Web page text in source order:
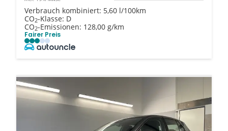
Verbrauch kombiniert: 5,60 l/100km
CO2-Klasse: D
CO2-Emissionen: 128,00 g/km
Fairer Preis